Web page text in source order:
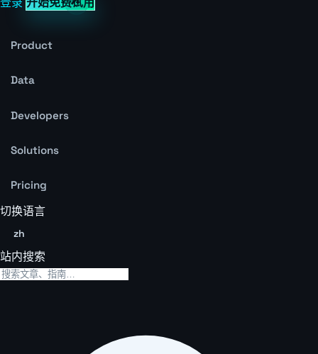
Product
Data
Developers
Solutions
Pricing
切换语言
zh
站内搜索